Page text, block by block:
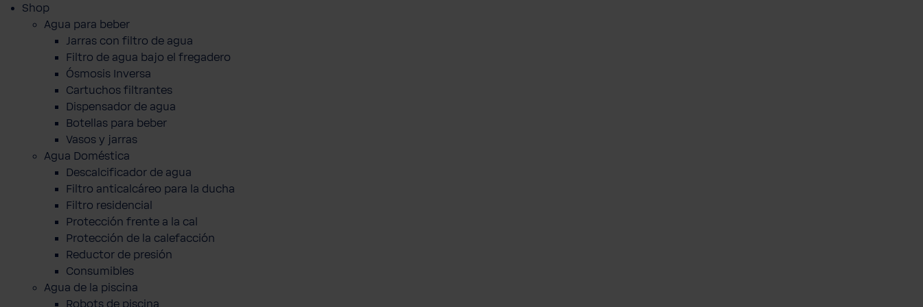
Shop
Agua para beber
Jarras con filtro de agua
Filtro de agua bajo el fregadero
Ósmosis Inversa
Cartuchos filtrantes
Dispensador de agua
Botellas para beber
Vasos y jarras
Agua Doméstica
Descalcificador de agua
Filtro anticalcáreo para la ducha
Filtro residencial
Protección frente a la cal
Protección de la calefacción
Reductor de presión
Consumibles
Agua de la piscina
Robots de piscina